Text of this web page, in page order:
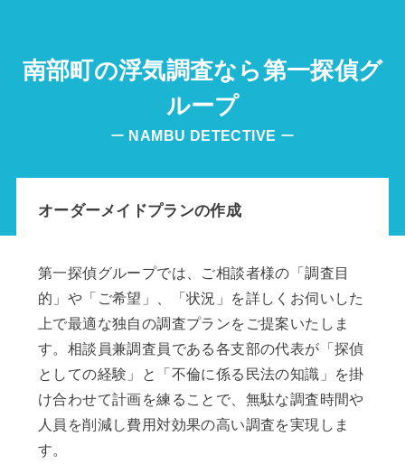
南部町の浮気調査なら第一探偵グ
ループ
ー NAMBU DETECTIVE ー
オーダーメイドプランの作成
第一探偵グループでは、ご相談者様の「調査目
的」や「ご希望」、「状況」を詳しくお伺いした
上で最適な独自の調査プランをご提案いたしま
す。相談員兼調査員である各支部の代表が「探偵
としての経験」と「不倫に係る民法の知識」を掛
け合わせて計画を練ることで、無駄な調査時間や
人員を削減し費用対効果の高い調査を実現しま
す。